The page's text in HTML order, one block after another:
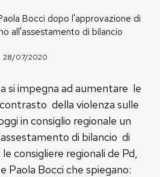
Bocci dopo l'approvazione di
all'assestamento di bilancio
28/07/2020
si impegna ad aumentare le
della violenza sulle
in consiglio regionale un
di bilancio di
consigliere regionali de Pd,
Paola Bocci che spiegano: